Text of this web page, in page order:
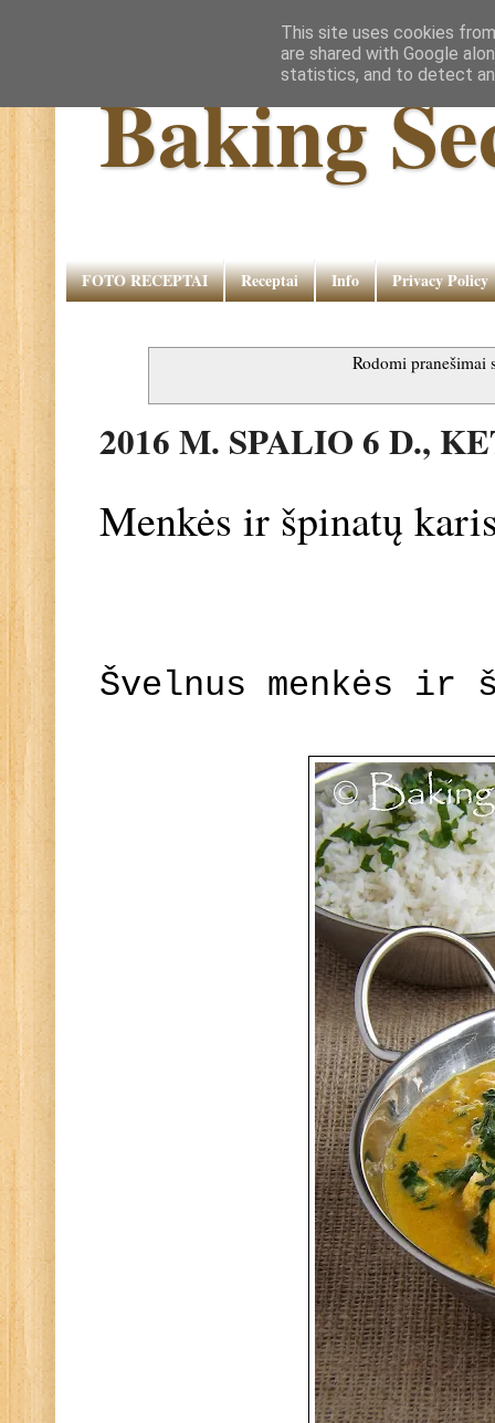
Baking
FOTO RECEPTAI Receptai Info Privacy Policy
Rodomi pranešimai
2016 M. SPALIO 6 D.,
Menkės ir špinatų
Švelnus menkės
This site uses cookies
are shared with Google
statistics, and to detect